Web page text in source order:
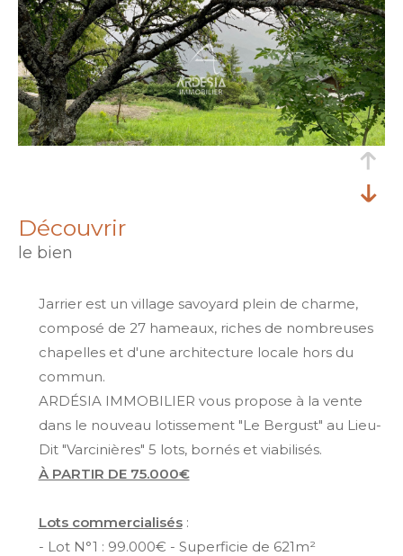
découvrir
le bien
Jarrier est un village savoyard plein de charme,
composé de 27 hameaux, riches de nombreuses
chapelles et d'une architecture locale hors du
commun.
ARDÉSIA IMMOBILIER vous propose à la vente
dans le nouveau lotissement "Le Bergust" au Lieu-
Dit "Varcinières" 5 lots, bornés et viabilisés.
À PARTIR DE 75.000€
Lots commercialisés:
- Lot N°1 : 99.000€ - Superficie de 621m²